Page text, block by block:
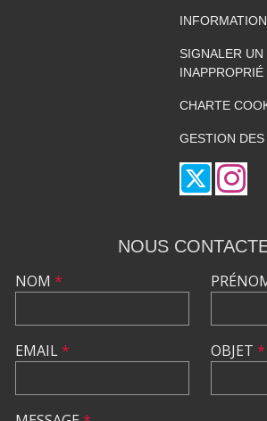
SIGNALER
INAPPROPRIÉ
CHARTE
GESTION
NOUS
NOM *
EMAIL* OBJET *